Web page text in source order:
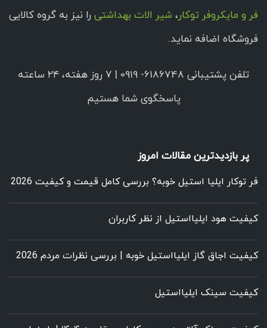
فر و مایکروفر توکار، شیر الات بهداشتی را نیز به گروه کالایی
فروشگاه اضافه نماید.
تلفن پشتیبانی 6186748- 0919 | ۷ روز هفته، ۲۴ ساعته
پاسخگوی شما هستیم
پر بازدیدترین مقالات امروز
فر توکار ایلیا استیل خوبه؟ بررسی کامل قیمت و کیفیت 2026
کیفیت هود ایلیااستیل از نظر کاربران
کیفیت اجاق گاز ایلیااستیل خوبه | بررسی نظرات مردم 2026
کیفیت سینک ایلیااستیل